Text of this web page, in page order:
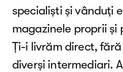
specialiști și vânduți
magazinele proprii și
Ți-i livrăm direct,
diverși intermediari.